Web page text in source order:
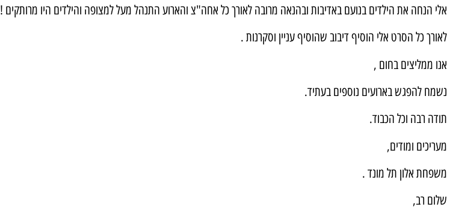
אלי הנחה את הילדים בנועם באדיבות ובהנאה מרובה לאורך כל אחה"צ והארוע התנהל מעל למצופה והילדים היו מרותקים !
לאורך כל הסרט אלי הוסיף דיבוב שהוסיף עניין וסקרנות .
אנו ממליצים בחום ,
נשמח להפגש בארועים נוספים בעתיד.
תודה רבה וכל הכבוד.
מעריכים ומודים,
משפחת אלון תל מונד .
שלום רב,